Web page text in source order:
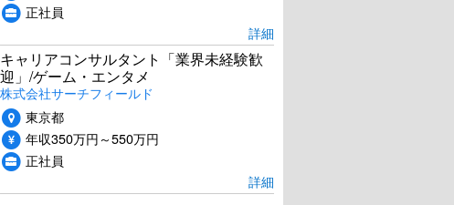
正社員
詳細
キャリアコンサルタント「業界未経験歓
迎」/ゲーム・エンタメ
株式会社サーチフィールド
東京都
年収350万円～550万円
正社員
詳細